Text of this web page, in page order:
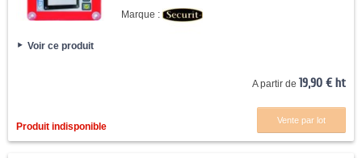
Marque :
Voir ce produit
A partir de 19,90 € ht
Produit indisponible
Vente par lot